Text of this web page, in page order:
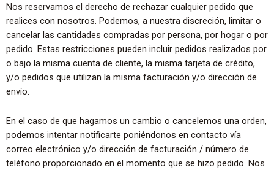
Nos reservamos el derecho de rechazar cualquier pedido que
realices con nosotros. Podemos, a nuestra discreción, limitar o
cancelar las cantidades compradas por persona, por hogar o por
pedido. Estas restricciones pueden incluir pedidos realizados por
o bajo la misma cuenta de cliente, la misma tarjeta de crédito,
y/o pedidos que utilizan la misma facturación y/o dirección de
envío.
En el caso de que hagamos un cambio o cancelemos una orden,
podemos intentar notificarte poniéndonos en contacto vía
correo electrónico y/o dirección de facturación / número de
teléfono proporcionado en el momento que se hizo pedido. Nos